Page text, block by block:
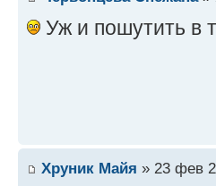
Уж и пошутить в
Хруник Майя » 23 фев